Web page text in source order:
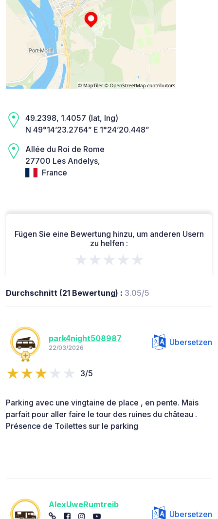
49.2398, 1.4057 (lat, lng)
N 49°14’23.2764” E 1°24’20.448”
Allée du Roi de Rome
27700 Les Andelys,
France
Fügen Sie eine Bewertung hinzu, um anderen Usern
zu helfen :
★★★★★
Durchschnitt (21 Bewertung) : 3.05/5
park4night508987
22/03/2026
Übersetzen
3/5
Parking avec une vingtaine de place , en pente. Mais
parfait pour aller faire le tour des ruines du château .
Présence de Toilettes sur le parking
AlexUweRumtreib
Übersetzen